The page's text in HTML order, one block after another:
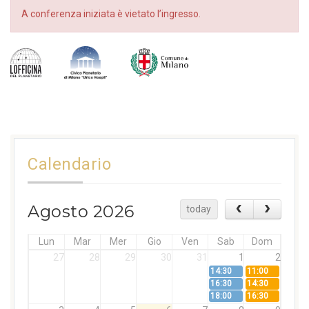
A conferenza iniziata è vietato l’ingresso.
Calendario
Agosto 2026 today
Lun Mar Mer Gio Ven Sab
Dom
27
28 29 30 31 1 2
14:30
11:00
16:30
14:30
18:00
16:30